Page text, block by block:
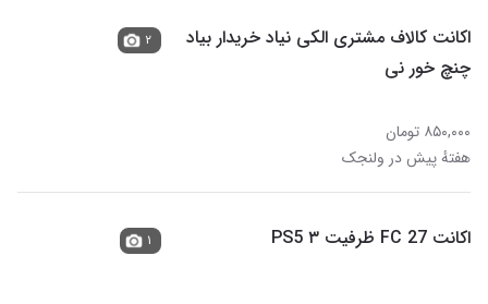
اکانت کالاف مشتری الکی نیاد خریدار بیاد
چنچ خور نی
۸۵۰,۰۰۰ تومان
هفتهٔ پیش در ولنجک
۲
اکانت FC 27 ظرفیت ۳ PS5 ۱